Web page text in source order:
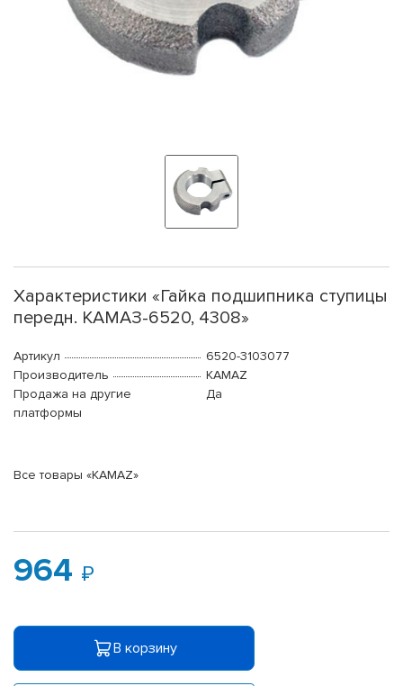
Характеристики «Гайка подшипника ступицы
передн. КАМАЗ-6520, 4308»
Артикул
6520-3103077
Производитель
KAMAZ
Продажа на другие
платформы
Да
Все товары «KAMAZ»
964
В корзину